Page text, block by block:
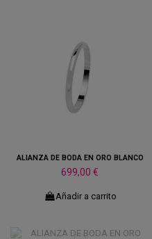
ALIANZA DE BODA EN ORO BLANCO
699,00 €
Añadir a carrito